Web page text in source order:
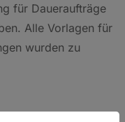
für Daueraufträge
Alle Vorlagen für
wurden zu